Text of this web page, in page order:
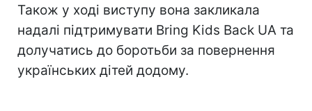
Також у ході виступу вона закликала
надалі підтримувати Bring Kids Back UA та
долучатись до боротьби за повернення
українських дітей додому.